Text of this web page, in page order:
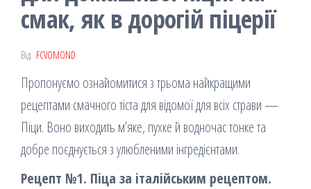
смак, як в дорогій піцерії
Від FCVOMOND
Пропонуємо ознайомитися з трьома найкращими
рецептами смачного тіста для відомої для всіх страви —
Піци. Воно виходить м’яке, пухке й водночас тонке та
добре поєднується з улюбленими інгредієнтами.
Рецепт №1. Піца за італійським рецептом.